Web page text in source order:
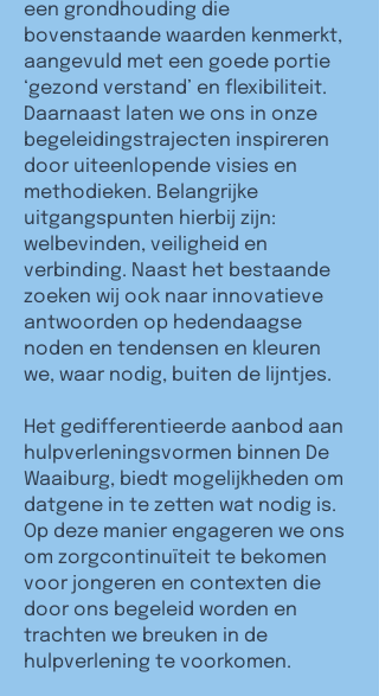
een grondhouding die
bovenstaande waarden kenmerkt,
aangevuld met een goede portie
‘gezond verstand’ en flexibiliteit.
Daarnaast laten we ons in onze
begeleidingstrajecten inspireren
door uiteenlopende visies en
methodieken. Belangrijke
uitgangspunten hierbij zijn:
welbevinden, veiligheid en
verbinding. Naast het bestaande
zoeken wij ook naar innovatieve
antwoorden op hedendaagse
noden en tendensen en kleuren
we, waar nodig, buiten de lijntjes.
Het gedifferentieerde aanbod aan
hulpverleningsvormen binnen De
Waaiburg, biedt mogelijkheden om
datgene in te zetten wat nodig is.
Op deze manier engageren we ons
om zorgcontinuïteit te bekomen
voor jongeren en contexten die
door ons begeleid worden en
trachten we breuken in de
hulpverlening te voorkomen.